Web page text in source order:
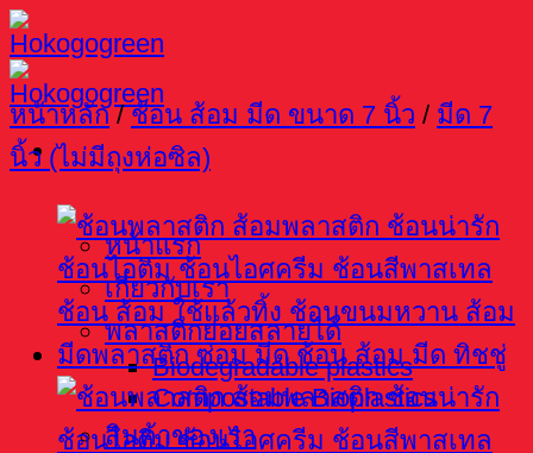
Skip
to
content
หน้าแรก
เกี่ยวกับเรา
พลาสติกย่อยสลายได้
Biodegradable plastics
Compostable Bioplastics
สินค้าของเรา
หน้าหลัก / ช้อน ส้อม มีด ขนาด 7 นิ้ว / มีด 7
นิ้ว (ไม่มีถุงห่อซิล)